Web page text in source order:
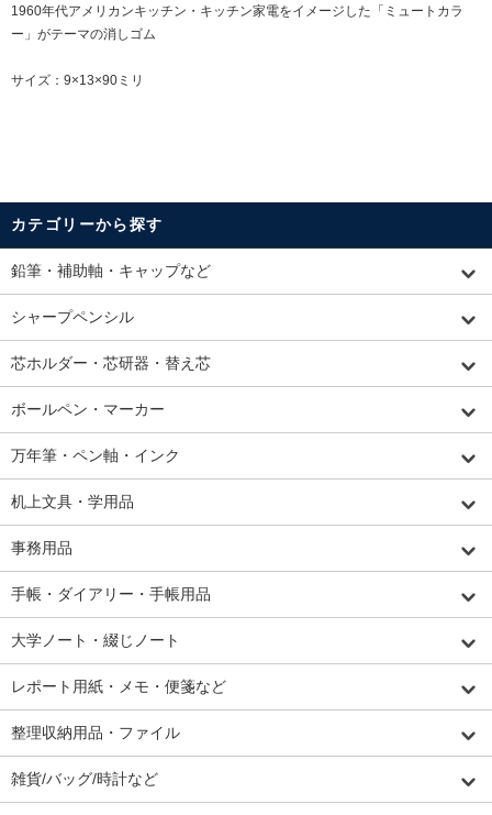
1960年代アメリカンキッチン・キッチン家電をイメージした「ミュートカラ
ー」がテーマの消しゴム
サイズ：9×13×90ミリ
カテゴリーから探す
鉛筆・補助軸・キャップなど
シャープペンシル
芯ホルダー・芯研器・替え芯
ボールペン・マーカー
万年筆・ペン軸・インク
机上文具・学用品
事務用品
手帳・ダイアリー・手帳用品
大学ノート・綴じノート
レポート用紙・メモ・便箋など
整理収納用品・ファイル
雑貨/バッグ/時計など